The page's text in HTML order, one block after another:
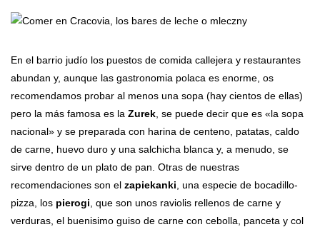
En el barrio judío los puestos de comida callejera y restaurantes
abundan y, aunque las gastronomia polaca es enorme, os
recomendamos probar al menos una sopa (hay cientos de ellas)
pero la más famosa es la Zurek , se puede decir que es «la sopa
nacional» y se preparada con harina de centeno, patatas, caldo
de carne, huevo duro y una salchicha blanca y, a menudo, se
sirve dentro de un plato de pan. Otras de nuestras
recomendaciones son el zapiekanki , una especie de bocadillo-
pizza, los pierogi , que son unos raviolis rellenos de carne y
verduras, el buenisimo guiso de carne con cebolla, panceta y col